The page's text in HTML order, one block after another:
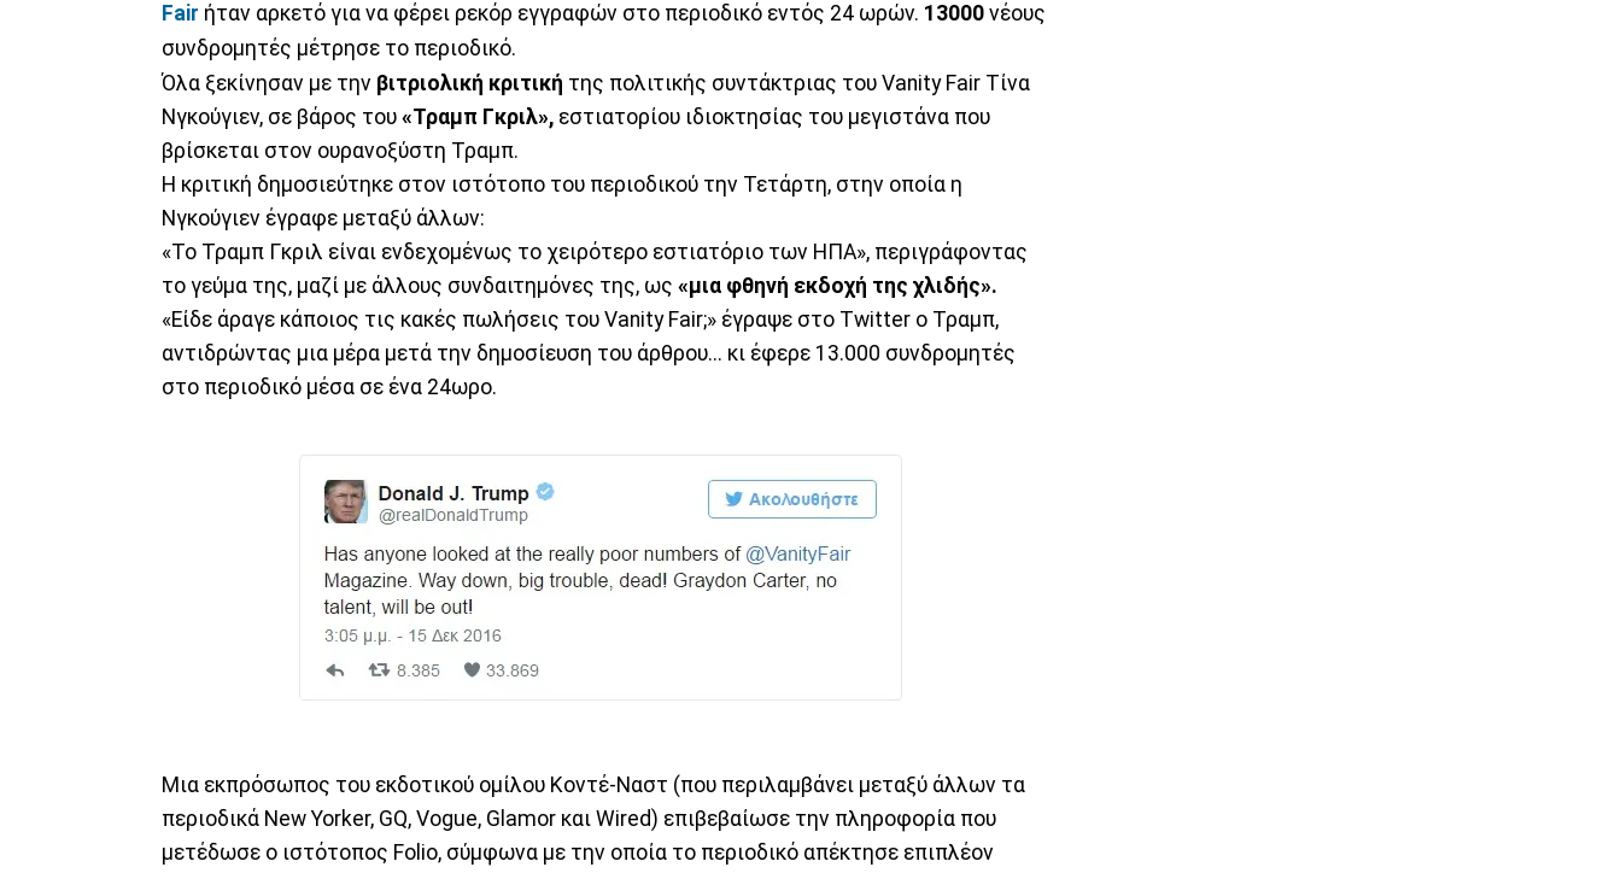
Fair ήταν αρκετό για να φέρει ρεκόρ εγγραφών στο περιοδικό εντός 24 ωρών. 13000 νέους
συνδρομητές μέτρησε το περιοδικό.
Όλα ξεκίνησαν με την βιτριολική κριτική της πολιτικής συντάκτριας του Vanity Fair Τίνα
Νγκούγιεν, σε βάρος του «Τραμπ Γκριλ», εστιατορίου ιδιοκτησίας του μεγιστάνα που
βρίσκεται στον ουρανοξύστη Τραμπ.
Η κριτική δημοσιεύτηκε στον ιστότοπο του περιοδικού την Τετάρτη, στην οποία η
Νγκούγιεν έγραφε μεταξύ άλλων:
«Το Τραμπ Γκριλ είναι ενδεχομένως το χειρότερο εστιατόριο των ΗΠΑ», περιγράφοντας
το γεύμα της, μαζί με άλλους συνδαιτημόνες της, ως «μια φθηνή εκδοχή της χλιδής».
«Είδε άραγε κάποιος τις κακές πωλήσεις του Vanity Fair;» έγραψε στο Twitter ο Τραμπ,
αντιδρώντας μια μέρα μετά την δημοσίευση του άρθρου... κι έφερε 13.000 συνδρομητές
στο περιοδικό μέσα σε ένα 24ωρο.
Μια εκπρόσωπος του εκδοτικού ομίλου Κοντέ-Ναστ (που περιλαμβάνει μεταξύ άλλων τα
περιοδικά New Yorker, GQ, Vogue, Glamor και Wired) επιβεβαίωσε την πληροφορία που
μετέδωσε ο ιστότοπος Folio, σύμφωνα με την οποία το περιοδικό απέκτησε επιπλέον